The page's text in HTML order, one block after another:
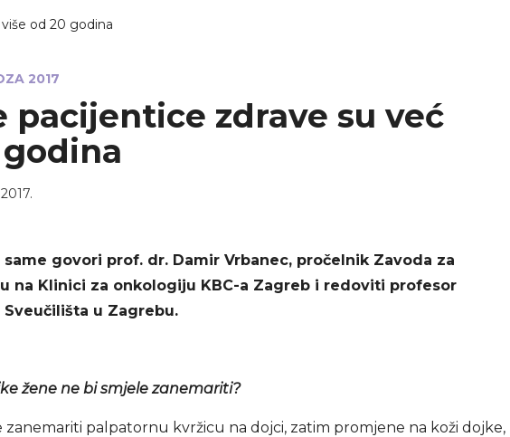
2017
pacijentice zdrave su već
govori prof. dr. Damir Vrbanec, pročelnik Zavoda za
na Klinici za onkologiju KBC-a Zagreb i redoviti profesor
u Zagrebu.
žene ne bi smjele zanemariti?
zanemariti palpatornu kvržicu na dojci, zatim promjene na koži dojke,